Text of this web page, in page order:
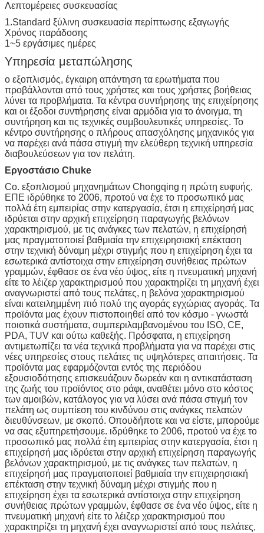
Λεπτομέρειες συσκευασίας
1.Standard ξύλινη συσκευασία περίπτωσης εξαγωγής
Χρόνος παράδοσης
1~5 εργάσιμες ημέρες
Υπηρεσία μεταπώλησης
ο εξοπλισμός, έγκαιρη απάντηση τα ερωτήματα που
προβάλλονται από τους χρήστες και τους χρήστες βοήθειας
λύνει τα προβλήματα. Τα κέντρα συντήρησης της επιχείρησης
και οι έξοδοι συντήρησης είναι αρμόδια για το άνοιγμα, τη
συντήρηση και τις τεχνικές συμβουλευτικές υπηρεσίες. Το
κέντρο συντήρησης ο πλήρους απασχόλησης μηχανικός για
να παρέχει ανά πάσα στιγμή την ελεύθερη τεχνική υπηρεσία
διαβουλεύσεων για τον πελάτη.
Εργοστάσιο Chuke
Co. εξοπλισμού μηχανημάτων Chongqing η πρώτη ευφυής,
ΕΠΕ ιδρύθηκε το 2006, προτού να έχε το προσωπικό μας
πολλά έτη εμπειρίας στην κατεργασία, έτσι η επιχείρησή μας
ιδρύεται στην αρχική επιχείρηση παραγωγής βελόνων
χαρακτηρισμού, με τις ανάγκες των πελατών, η επιχείρησή
μας πραγματοποιεί βαθμιαία την επιχειρησιακή επέκταση
στην τεχνική δύναμη μέχρι στιγμής που η επιχείρηση έχει τα
εσωτερικά αντίστοιχα στην επιχείρηση συνήθειας πρώτων
γραμμών, έφθασε σε ένα νέο ύψος, είτε η πνευματική μηχανή
είτε το λέιζερ χαρακτηρισμού που χαρακτηρίζει τη μηχανή έχει
αναγνωριστεί από τους πελάτες, η βελόνα χαρακτηρισμού
είναι κατειλημμένη πιό πολύ της αγοράς εγχώριας αγοράς. Τα
προϊόντα μας έχουν πιστοποιηθεί από τον κόσμο - γνωστά
ποιοτικά συστήματα, συμπεριλαμβανομένου του ISO, CE,
PDA, TUV και ούτω καθεξής. Πρόσφατα, η επιχείρηση
αντιμετωπίζει τα νέα τεχνικά προβλήματα για να παρέχει στις
νέες υπηρεσίες στους πελάτες τις υψηλότερες απαιτήσεις. Τα
προϊόντα μας εφαρμόζονται εντός της περιόδου
εξουσιοδότησης επισκευάζουν δωρεάν και η αντικατάσταση
της ζωής του προϊόντος στο ράφι, αναθέτει μόνο στο κόστος
των αμοιβών, κατάλογος για να λύσει ανά πάσα στιγμή τον
πελάτη ως συμπίεση του κινδύνου στις ανάγκες πελατών
διευθύνσεων, με σκοπό. Οπουδήποτε και να είστε, μπορούμε
να σας εξυπηρετήσουμε. ιδρύθηκε το 2006, προτού να έχε το
προσωπικό μας πολλά έτη εμπειρίας στην κατεργασία, έτσι η
επιχείρησή μας ιδρύεται στην αρχική επιχείρηση παραγωγής
βελόνων χαρακτηρισμού, με τις ανάγκες των πελατών, η
επιχείρησή μας πραγματοποιεί βαθμιαία την επιχειρησιακή
επέκταση στην τεχνική δύναμη μέχρι στιγμής που η
επιχείρηση έχει τα εσωτερικά αντίστοιχα στην επιχείρηση
συνήθειας πρώτων γραμμών, έφθασε σε ένα νέο ύψος, είτε η
πνευματική μηχανή είτε το λέιζερ χαρακτηρισμού που
χαρακτηρίζει τη μηχανή έχει αναγνωριστεί από τους πελάτες,